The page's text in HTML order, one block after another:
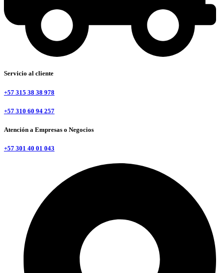
Servicio al cliente
+57 315 38 38 978
+57 310 60 94 257
Atención a Empresas o Negocios
+57 301 40 01 043